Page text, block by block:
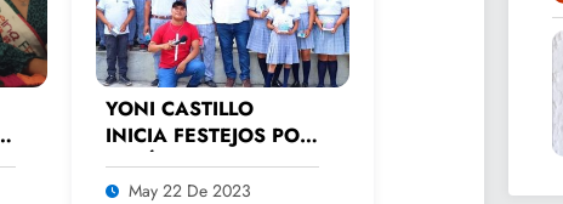
YONI CASTILLO
INICIA FESTEJOS POR
EL DÍA DEL
ESTUDIANTE EN LAS
May 22 De 2023